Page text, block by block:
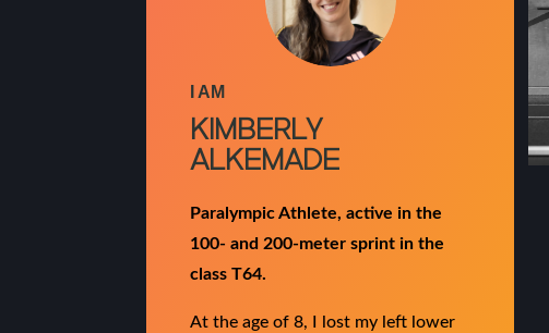
I AM
KIMBERLY
ALKEMADE
Paralympic Athlete, active in the
100- and 200-meter sprint in the
class T64.
At the age of 8, I lost my left lower